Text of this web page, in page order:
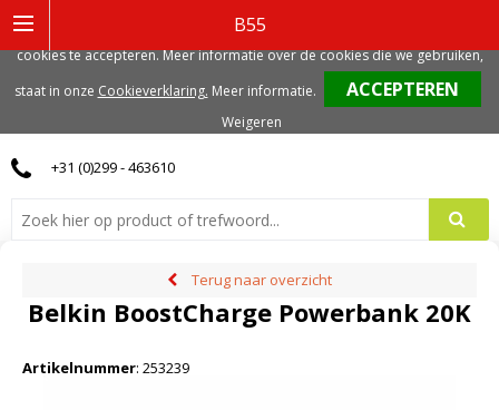
B55
0
+31 (0)299 - 463610
Terug naar overzicht
Belkin BoostCharge Powerbank 20K
Artikelnummer: 253239
gerelateerde cookies. Voor de beste gebruikerservaring, adviseren we deze
cookies te accepteren. Meer informatie over de cookies die we gebruiken,
staat in onze Cookieverklaring. Meer informatie.
Weigeren